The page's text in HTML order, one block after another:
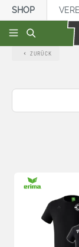
springen
SHOP
ZURÜCK